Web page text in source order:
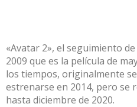
«Avatar 2», el seguimiento
2009 que es la película de
los tiempos, originalmente
estrenarse en 2014, pero se
hasta diciembre de 2020.